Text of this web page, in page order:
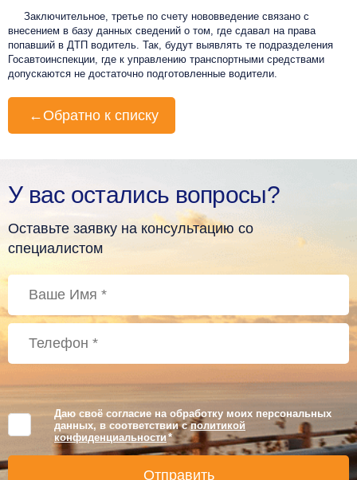
Заключительное, третье по счету нововведение связано с
внесением в базу данных сведений о том, где сдавал на права
попавший в ДТП водитель. Так, будут выявлять те подразделения
Госавтоинспекции, где к управлению транспортными средствами
допускаются не достаточно подготовленные водители.
← Обратно к списку
У вас остались вопросы?
Оставьте заявку на консультацию со
специалистом
Даю своё согласие на обработку моих персональных
данных, в соответствии сполитикой
конфиденциальности *